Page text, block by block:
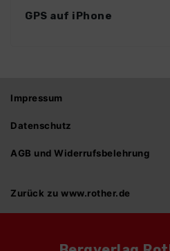
GPS auf iPhone
Impressum
Datenschutz
AGB und Widerrufsbelehrung
Zurück zu www.rother.de